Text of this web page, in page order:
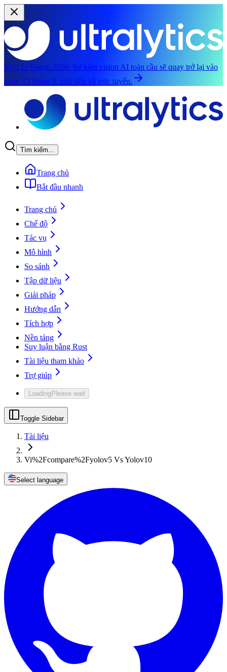
YOLO Vision 2026: Sự kiện vision AI toàn cầu sẽ quay trở lại vào
ngày 13 tháng 9, trực tiếp và trực tuyến.
Tìm kiếm...
Trang chủ
Bắt đầu nhanh
Trang chủ
Chế độ
Tác vụ
Mô hình
So sánh
Tập dữ liệu
Giải pháp
Hướng dẫn
Tích hợp
Nền tảng
Suy luận bằng Rust
Tài liệu tham khảo
Trợ giúp
LoadingPlease wait
Toggle Sidebar
Tài liệu
Vi%2Fcompare%2Fyolov5 Vs Yolov10
Select language